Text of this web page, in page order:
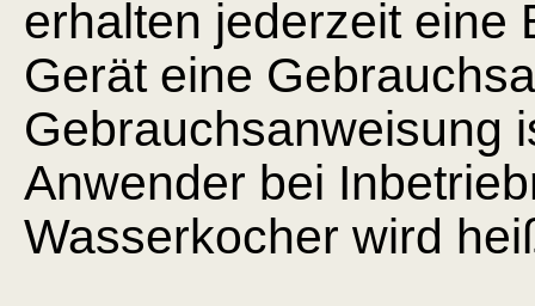
erhalten jederzeit eine
Gerät eine
Gebrauchsanweisung
Anwender bei
Wasserkocher wird